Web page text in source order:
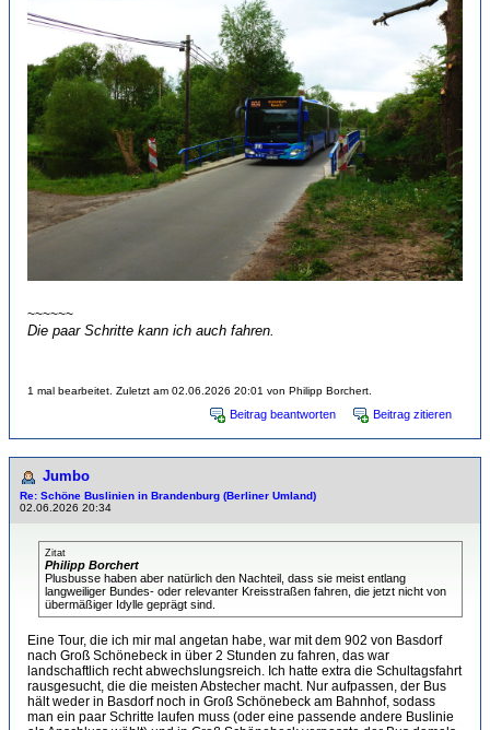
~~~~~~
Die paar Schritte kann ich auch fahren.
1 mal bearbeitet. Zuletzt am 02.06.2026 20:01 von Philipp Borchert.
Beitrag beantworten Beitrag zitieren
Jumbo
Re: Schöne Buslinien in Brandenburg (Berliner Umland)
02.06.2026 20:34
Zitat
Philipp Borchert
Plusbusse haben aber natürlich den Nachteil, dass sie meist entlang
langweiliger Bundes- oder relevanter Kreisstraßen fahren, die jetzt nicht von
übermäßiger Idylle geprägt sind.
Eine Tour, die ich mir mal angetan habe, war mit dem 902 von Basdorf
nach Groß Schönebeck in über 2 Stunden zu fahren, das war
landschaftlich recht abwechslungsreich. Ich hatte extra die Schultagsfahrt
rausgesucht, die die meisten Abstecher macht. Nur aufpassen, der Bus
hält weder in Basdorf noch in Groß Schönebeck am Bahnhof, sodass
man ein paar Schritte laufen muss (oder eine passende andere Buslinie